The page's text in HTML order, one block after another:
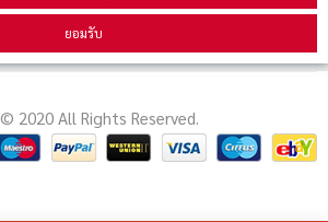
ยอมรับ
2020 All Rights Reserved.